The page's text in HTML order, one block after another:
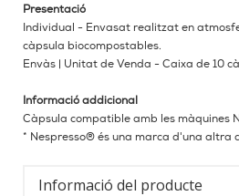
Presentació
Individual - Envasat realitzat en
càpsula biocompostables.
Envàs | Unitat de Venda - Caixa de 10
Informació addicional
Càpsula compatible amb les màquines
* Nespresso® és una marca d'una altra
Informació del producte